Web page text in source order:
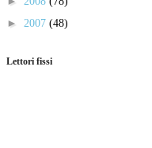
► 2007 (48)
Lettori fissi